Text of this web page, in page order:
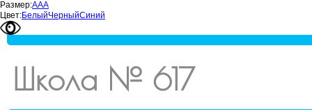
Размер:ААА
Цвет:БелыйЧерныйСиний
Школа № 617